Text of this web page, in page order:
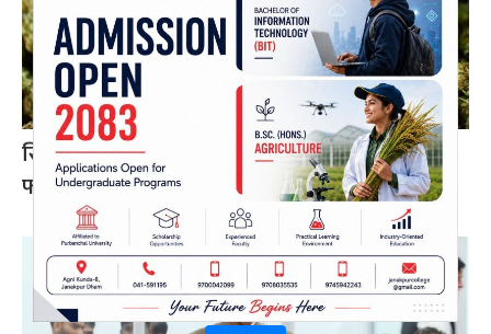
सिराहामा ९१ किलो गाँजासहित एकजना पक्राउ, ४ जना
फरार